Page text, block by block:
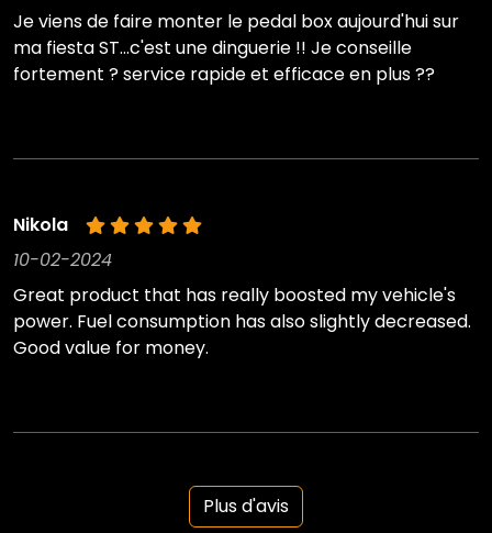
Je viens de faire monter le pedal box aujourd'hui sur
ma fiesta ST...c'est une dinguerie !! Je conseille
fortement ? service rapide et efficace en plus ??
Nikola
10-02-2024
Great product that has really boosted my vehicle's
power. Fuel consumption has also slightly decreased.
Good value for money.
Plus d'avis